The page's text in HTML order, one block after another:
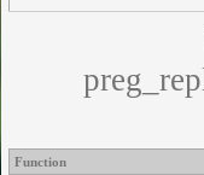
Function